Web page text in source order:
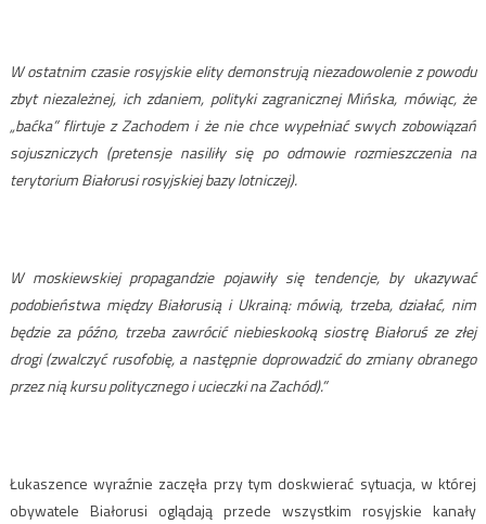
W ostatnim czasie rosyjskie elity demonstrują niezadowolenie z powodu
zbyt niezależnej, ich zdaniem, polityki zagranicznej Mińska, mówiąc, że
„baćka” flirtuje z Zachodem i że nie chce wypełniać swych zobowiązań
sojuszniczych (pretensje nasiliły się po odmowie rozmieszczenia na
terytorium Białorusi rosyjskiej bazy lotniczej).
W moskiewskiej propagandzie pojawiły się tendencje, by ukazywać
podobieństwa między Białorusią i Ukrainą: mówią, trzeba, działać, nim
będzie za późno, trzeba zawrócić niebieskooką siostrę Białoruś ze złej
drogi (zwalczyć rusofobię, a następnie doprowadzić do zmiany obranego
przez nią kursu politycznego i ucieczki na Zachód).”
Łukaszence wyraźnie zaczęła przy tym doskwierać sytuacja, w której
obywatele Białorusi oglądają przede wszystkim rosyjskie kanały